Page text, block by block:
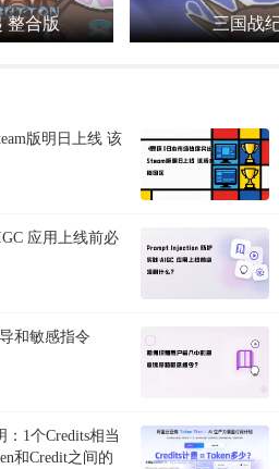
整合版 三国战
版明日上线 该
应用上线前必
和敏感指令
：1个Credits相当
和Credit之间的